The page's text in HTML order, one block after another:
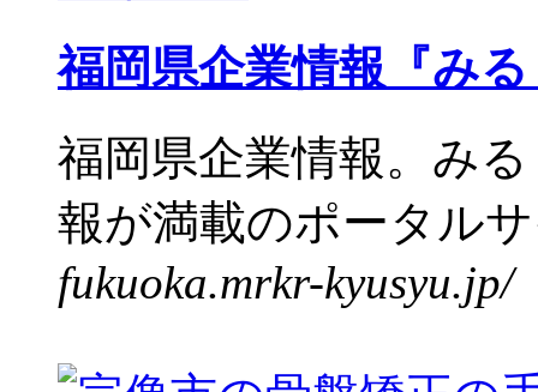
福岡県企業情報『み
福岡県企業情報。み
報が満載のポータル
fukuoka.mrkr-kyusyu.jp/